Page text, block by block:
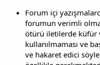
Forum içi
forumun verimli
ötürü iletilerde küfür
kullanılmaması ve
ve hakaret edici